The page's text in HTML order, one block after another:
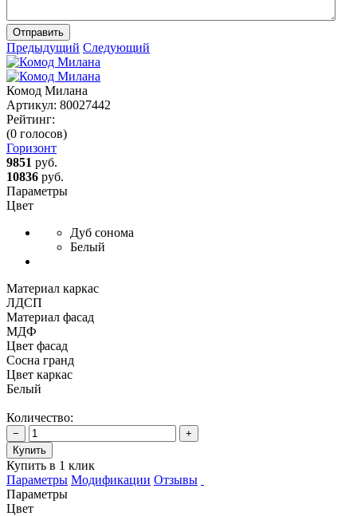
Отправить
Предыдущий Следующий
Комод Милана
Артикул: 80027442
Рейтинг:
(0 голосов)
Горизонт
9851 руб.
10836 руб.
Параметры
Цвет
Дуб сонома
Белый
Материал каркас
ЛДСП
Материал фасад
МДФ
Цвет фасад
Сосна гранд
Цвет каркас
Белый
Количество:
−
+
Купить
Купить в 1 клик
Параметры Модификации Отзывы
Параметры
Цвет